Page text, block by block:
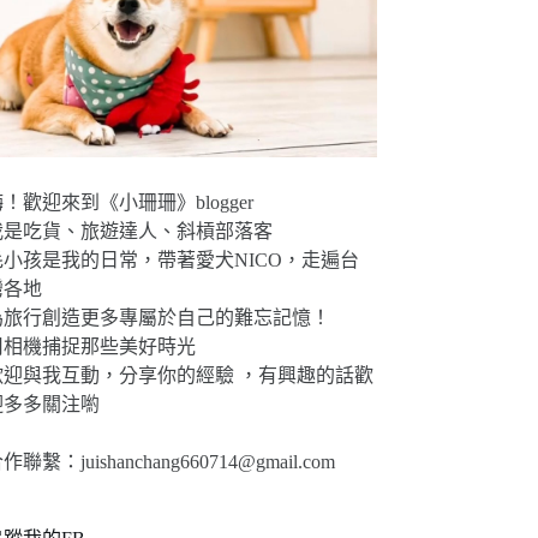
歡迎來到《小珊珊》blogger
是吃貨、旅遊達人、斜槓部落客
小孩是我的日常，帶著愛犬NICO，走遍台
各地
行創造更多專屬於自己的難忘記憶！
相機捕捉那些美好時光
迎與我互動，分享你的經驗 ，有興趣的話歡
多多關注喲
作聯繫：juishanchang660714@gmail.com